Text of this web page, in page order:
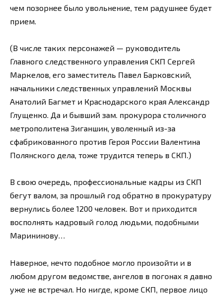
чем позорнее было увольнение, тем радушнее будет
прием.
(В числе таких персонажей — руководитель
Главного следственного управления СКП Сергей
Маркелов, его заместитель Павел Барковский,
начальники следственных управлений Москвы
Анатолий Багмет и Краснодарского края Александр
Глущенко. Да и бывший зам. прокурора столичного
метрополитена Зиганшин, уволенный из-за
сфабрикованного против Героя России Валентина
Полянского дела, тоже трудится теперь в СКП.)
В свою очередь, профессиональные кадры из СКП
бегут валом, за прошлый год обратно в прокуратуру
вернулись более 1200 человек. Вот и приходится
восполнять кадровый голод людьми, подобными
Марининову…
Наверное, нечто подобное могло произойти и в
любом другом ведомстве, ангелов в погонах я давно
уже не встречал. Но нигде, кроме СКП, первое лицо